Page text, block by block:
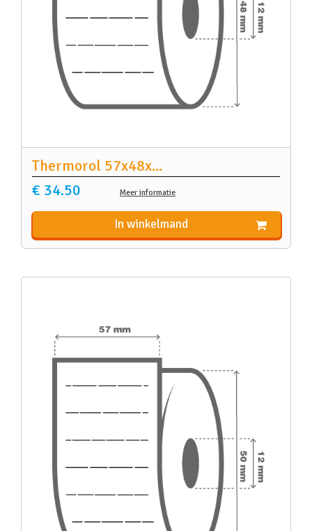
Thermorol 57x48x...
€ 34.50
Meer informatie
In winkelmand